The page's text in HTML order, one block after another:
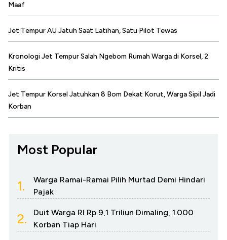
Maaf
Jet Tempur AU Jatuh Saat Latihan, Satu Pilot Tewas
Kronologi Jet Tempur Salah Ngebom Rumah Warga di Korsel, 2
Kritis
Jet Tempur Korsel Jatuhkan 8 Bom Dekat Korut, Warga Sipil Jadi
Korban
Most Popular
1.
Warga Ramai-Ramai Pilih Murtad Demi Hindari
Pajak
2.
Duit Warga RI Rp 9,1 Triliun Dimaling, 1.000
Korban Tiap Hari